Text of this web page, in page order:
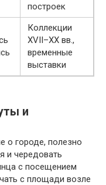
построек
Коллекции
XVII–XX вв.,
временные
выставки
и
о городе, полезно
и чередовать
с посещением
с площади возле